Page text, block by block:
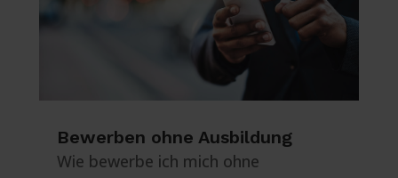
Bewerben ohne Ausbildung
Wie bewerbe ich mich ohne